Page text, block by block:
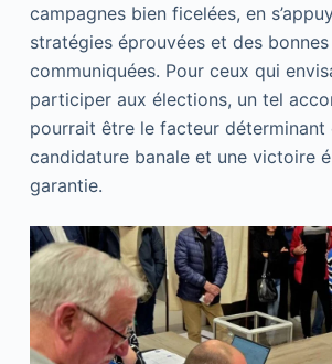
campagnes bien ficelées, en
stratégies éprouvées et des
communiquées. Pour ceux qui
participer aux élections, un tel
pourrait être le facteur déterminant
candidature banale et une victoire
garantie.